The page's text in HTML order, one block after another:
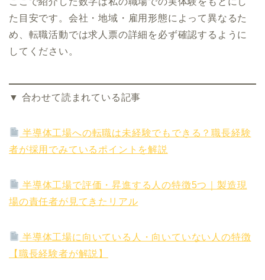
た目安です。会社・地域・雇用形態によって異なるた
め、転職活動では求人票の詳細を必ず確認するように
してください。
▼ 合わせて読まれている記事
半導体工場への転職は未経験でもできる？職長経験
者が採用でみているポイントを解説
半導体工場で評価・昇進する人の特徴5つ｜製造現
場の責任者が見てきたリアル
半導体工場に向いている人・向いていない人の特徴
【職長経験者が解説】